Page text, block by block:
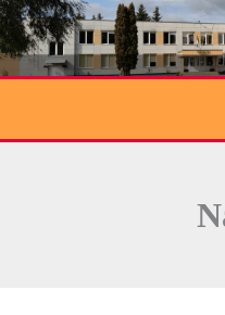
Pereiti
prie
turinio